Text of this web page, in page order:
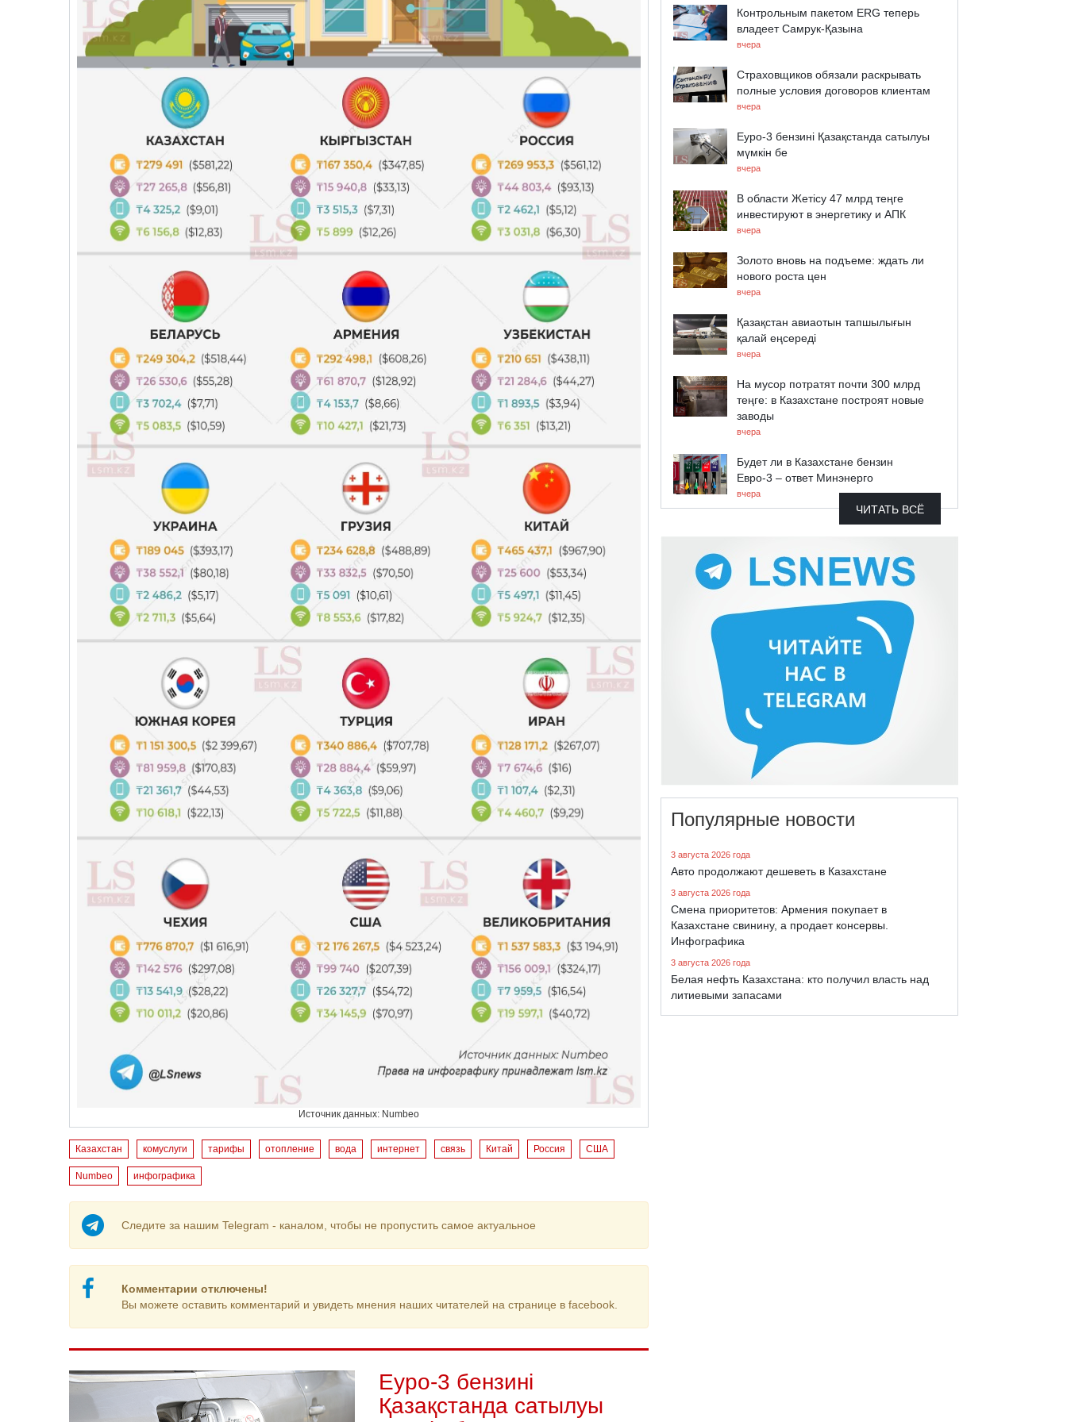
Источник данных: Numbeo
Казахстан комуслуги тарифы отопление вода интернет связь Китай Россия США
Numbeo инфографика
Следите за нашим Telegram - каналом, чтобы не пропустить самое актуальное
Комментарии отключены!
Вы можете оставить комментарий и увидеть мнения наших читателей на странице в facebook.
Еуро-3 бензині
Қазақстанда сатылуы
Контрольным пакетом ERG теперь
владеет Самрук-Қазына
вчера
Страховщиков обязали раскрывать
полные условия договоров клиентам
вчера
Еуро-3 бензині Қазақстанда сатылуы
мүмкін бе
вчера
В области Жетісу 47 млрд теңге
инвестируют в энергетику и АПК
вчера
Золото вновь на подъеме: ждать ли
нового роста цен
вчера
Қазақстан авиаотын тапшылығын
қалай еңсереді
вчера
На мусор потратят почти 300 млрд
теңге: в Казахстане построят новые
заводы
вчера
Будет ли в Казахстане бензин
Евро-3 – ответ Минэнерго
вчера
ЧИТАТЬ ВСЁ
Популярные новости
3 августа 2026 года
Авто продолжают дешеветь в Казахстане
3 августа 2026 года
Смена приоритетов: Армения покупает в
Казахстане свинину, а продает консервы.
Инфографика
3 августа 2026 года
Белая нефть Казахстана: кто получил власть над
литиевыми запасами